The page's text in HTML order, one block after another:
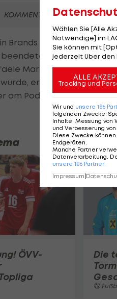
KOMMENTARE
Brands Hatchüber
den dritten Lauf
Marciello (ITA)
erbt der 18-Jährige
am Podest. Auch in der
ÖVV-
Die
Wählen Sie [Alle
Notwendige] im
Sie können mit
jederzeit über den
ALLE
Tracking und
Wir und unsere 186
folgenden Zwecke:
Inhalte, Messung von
und Verbesserung
Diese Zwecke
Endgeräten
Manche Partner
Datenverarbeitung.
unsere 186 Partner
Impressum|